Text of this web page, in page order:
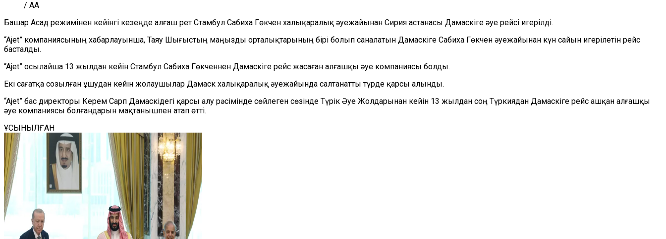
/ AA
Башар Асад режимінен кейінгі кезеңде алғаш рет Стамбул Сабихa Гөкчен халықаралық әуежайынан Сирия астанасы Дамаскіге әуе рейсі игерілді.
“Ajet” компаниясының хабарлауынша, Таяу Шығыстың маңызды орталықтарының бірі болып саналатын Дамаскіге Сабиха Гөкчен әуежайынан күн сайын игерілетін рейс
басталды.
“Ajet” осылайша 13 жылдан кейін Стамбул Сабиха Гөкченнен Дамаскіге рейс жасаған алғашқы әуе компаниясы болды.
Екі сағатқа созылған ұшудан кейін жолаушылар Дамаск халықаралық әуежайында салтанатты түрде қарсы алынды.
“Ajet” бас директоры Керем Сарп Дамаскідегі қарсы алу рәсімінде сөйлеген сөзінде Түрік Әуе Жолдарынан кейін 13 жылдан соң Түркиядан Дамаскіге рейс ашқан алғашқы
әуе компаниясы болғандарын мақтанышпен атап өтті.
ҰСЫНЫЛҒАН